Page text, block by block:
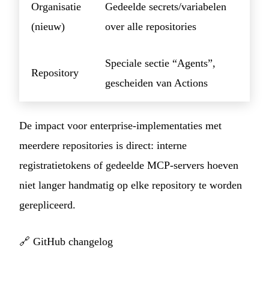
Organisatie
(nieuw)
Gedeelde secrets/variabelen
over alle repositories
Repository
Speciale sectie “Agents”,
gescheiden van Actions
De impact voor enterprise-implementaties met
meerdere repositories is direct: interne
registratietokens of gedeelde MCP-servers hoeven
niet langer handmatig op elke repository te worden
gerepliceerd.
🔗 GitHub changelog